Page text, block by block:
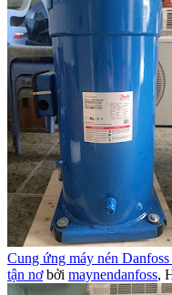
Cung ứng máy nén
tận nơ bởi maynendanfoss,